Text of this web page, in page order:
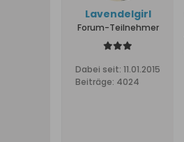
Lavendelgirl
Forum-Teilnehmer
Dabei seit: 11.01.2015
Beiträge: 4024